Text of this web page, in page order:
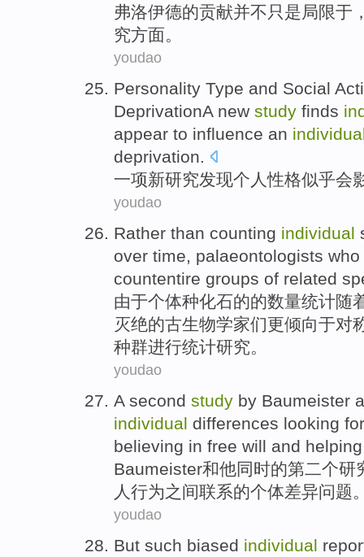
弗洛伊德的贡献并不只是局限于
究方面。
youdao
Personality Type and Social
DeprivationA new study finds
appear to influence an
deprivation.
一项新研究发现个人性格似乎会
youdao
Rather than counting individual
over time, palaeontologists who
countentire groups of related
由于个体种化石的的数量统计随
灭绝的古生物学家们更倾向于对
种群进行统计研究。
youdao
A second study by Baumeister
individual differences looking for
believing in free will and helping
Baumeister和他同时的第二个研
人 行为之间联系的个体差异问题
youdao
But such biased individual